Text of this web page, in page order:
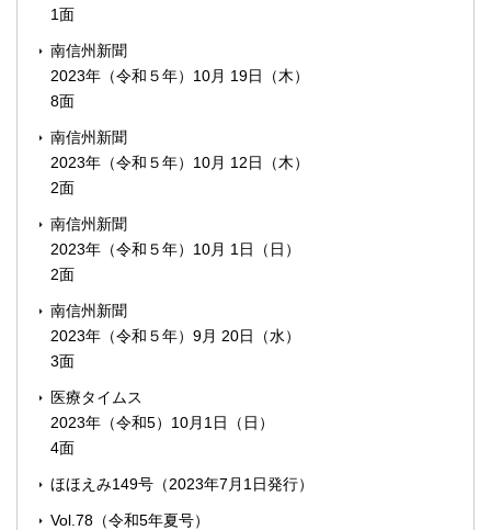
1面
南信州新聞
2023年（令和５年）10月 19日（木）
8面
南信州新聞
2023年（令和５年）10月 12日（木）
2面
南信州新聞
2023年（令和５年）10月 1日（日）
2面
南信州新聞
2023年（令和５年）9月 20日（水）
3面
医療タイムス
2023年（令和5）10月1日（日）
4面
ほほえみ149号（2023年7月1日発行）
Vol.78（令和5年夏号）